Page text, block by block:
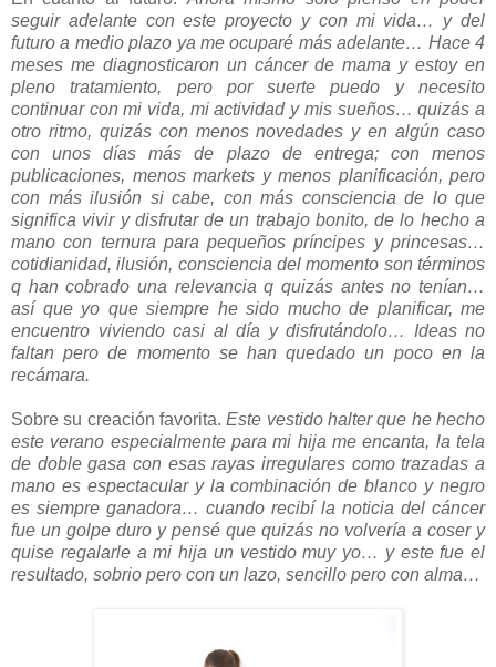
seguir adelante con este proyecto y con mi vida… y del
futuro a medio plazo ya me ocuparé más adelante… Hace 4
meses me diagnosticaron un cáncer de mama y estoy en
pleno tratamiento, pero por suerte puedo y necesito
continuar con mi vida, mi actividad y mis sueños… quizás a
otro ritmo, quizás con menos novedades y en algún caso
con unos días más de plazo de entrega; con menos
publicaciones, menos markets y menos planificación, pero
con más ilusión si cabe, con más consciencia de lo que
significa vivir y disfrutar de un trabajo bonito, de lo hecho a
mano con ternura para pequeños príncipes y princesas…
cotidianidad, ilusión, consciencia del momento son términos
q han cobrado una relevancia q quizás antes no tenían…
así que yo que siempre he sido mucho de planificar, me
encuentro viviendo casi al día y disfrutándolo… Ideas no
faltan pero de momento se han quedado un poco en la
recámara.
Sobre su creación favorita.Este vestido halter que he hecho
este verano especialmente para mi hija me encanta, la tela
de doble gasa con esas rayas irregulares como trazadas a
mano es espectacular y la combinación de blanco y negro
es siempre ganadora… cuando recibí la noticia del cáncer
fue un golpe duro y pensé que quizás no volvería a coser y
quise regalarle a mi hija un vestido muy yo… y este fue el
resultado, sobrio pero con un lazo, sencillo pero con alma…